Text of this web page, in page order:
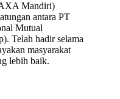
Mandiri)
antara PT
Mutual
Telah hadir selama
masyarakat
lebih baik.